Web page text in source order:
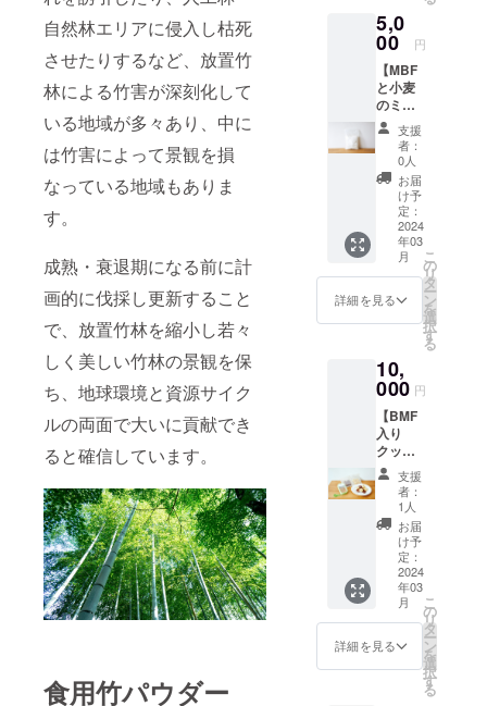
自然林エリアに侵入し枯死
させたりするなど、放置竹
林による竹害が深刻化して
いる地域が多々あり、中に
は竹害によって景観を損
なっている地域もありま
す。
成熟・衰退期になる前に計
画的に伐採し更新すること
で、放置竹林を縮小し若々
しく美しい竹林の景観を保
ち、地球環境と資源サイク
ルの両面で大いに貢献でき
ると確信しています。
食用竹パウダー
クッ
キーを
お楽し
みくだ
さい。
・内容
量：
BMF入
りプ
レーン
クッ
キー 4
個×3袋
BMF入
りチョ
4個×3
袋 ・保
存方
法：直
射日光
と高温
多湿を
避けて
冷暗所
にて保
存して
くださ
い。 ・
消費期
限：製
造日よ
り1か月
・原材
料：
■プレー
ハーブ
からで
きたス
プレー
をセッ
トにし
てお送
りいた
しま
す。 竹
クッ
キー
は、
100％国
産の小
麦粉
に、5%
ます。
BMFは
整腸作
用・免
疫賦活
に効果
がある
といわ
れてい
る食物
繊維を
豊富に
含みま
す。 竹
スプ
レー
は、抗
5,0
00 円
【MBF
と小麦
のミッ
クス
粉
1kg】
竹を食
べられ
るよう
に、粉
砕・二
次加工
を施し
精製し
たBMF
と、
100％国
産小麦
のミッ
クス粉
です。
小麦粉
に対
し、5%
のBMF
を配合
してい
ます。
BMFに
は、他
食材に
比べて
豊富に
食物繊
支援
者：
0人
お届
け予
定：
2024
年03
月
詳細を見る
こ
の
リ
タ
ー
ン
を
選
択
す
る
10,
000 円
【BMF
入り
クッ
キー2箱
＋竹ス
プレー2
本】 食
物繊維
を豊富
に含む
BMFを
使った
クッ
キー
と、竹
の抽出
支援
者：
1人
お届
け予
定：
2024
年03
月
詳細を見る
こ
の
リ
タ
ー
ン
を
選
択
す
る